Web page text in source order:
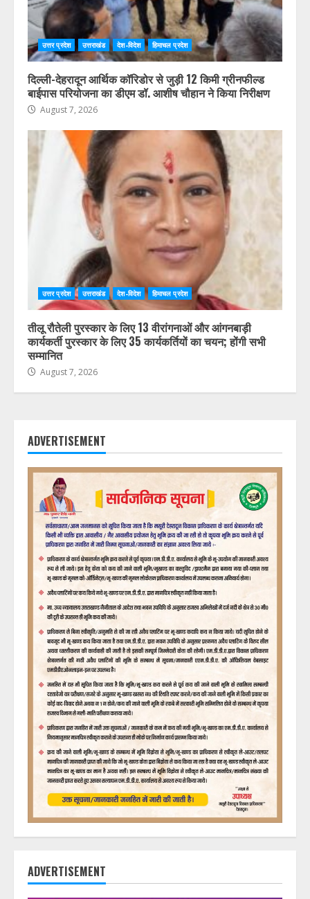
उत्तर प्रदेश उत्तराखंड देश-विदेश हिमाचल प्रदेश
दिल्ली-देहरादून आर्थिक कॉरिडोर से जुड़ी 12 किमी ग्रीनफील्ड
बाईपास परियोजना का डीएम डॉ. आशीष चौहान ने किया निरीक्षण
August 7, 2026
उत्तर प्रदेश उत्तराखंड देश-विदेश हिमाचल प्रदेश
तीलू रौतेली पुरस्कार के लिए 13 वीरांगनाओं और आंगनबाड़ी
कार्यकर्ती पुरस्कार के लिए 35 कार्यकर्तियों का चयन; होंगी सभी
सम्मानित
August 7, 2026
ADVERTISEMENT
ADVERTISEMENT